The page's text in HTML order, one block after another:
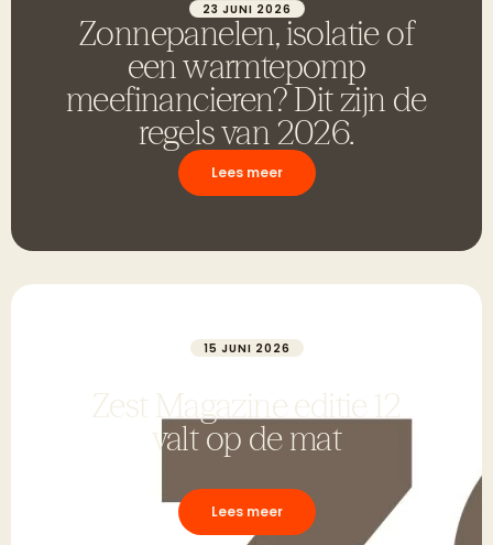
23 JUNI 2026
Zonnepanelen, isolatie of
een warmtepomp
meefinancieren? Dit zijn de
regels van 2026.
Lees meer
15 JUNI 2026
Zest Magazine editie 12
valt op de mat
Lees meer